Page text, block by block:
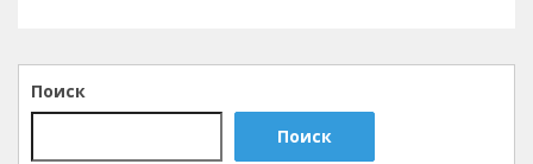
Поиск
Поиск